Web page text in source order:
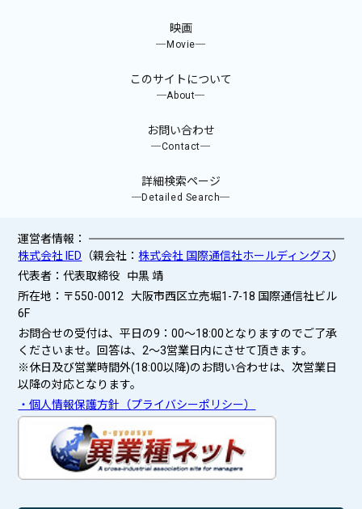
映画
─Movie─
このサイトについて
─About─
お問い合わせ
─Contact─
詳細検索ページ
─Detailed Search─
運営者情報：
株式会社 IED （親会社：株式会社 国際通信社ホールディングス）
代表者：代表取締役 中黒 靖
所在地：〒550-0012 大阪市西区立売堀1-7-18 国際通信社ビル
6F
お問合せの受付は、平日の9：00～18:00となりますのでご了承
くださいませ。回答は、2〜3営業日内にさせて頂きます。
※休日及び営業時間外(18:00以降)のお問い合わせは、次営業日
以降の対応となります。
・個人情報保護方針（プライバシーポリシー）